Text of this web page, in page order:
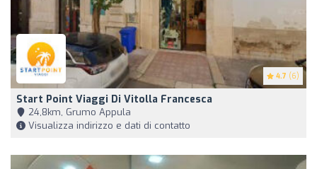
4.7 (6)
Start Point Viaggi Di Vitolla Francesca
24,8km, Grumo Appula
Visualizza indirizzo e dati di contatto